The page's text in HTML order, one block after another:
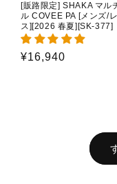
[販路限定] SHAKA マル
ル COVEE PA [メンズ/
ス][2026 春夏][SK-377]
通
¥16,940